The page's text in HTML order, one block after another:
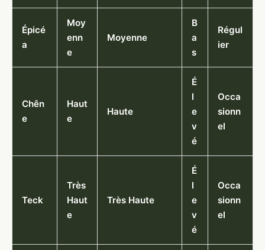
Épicé
a
Moy
enn
e
Moyenne
B
a
s
Régul
ier
Chên
e
Haut
e
Haute
É
l
e
v
é
Occa
sionn
el
Teck
Très
Haut
e
Très Haute
É
l
e
v
é
Occa
sionn
el